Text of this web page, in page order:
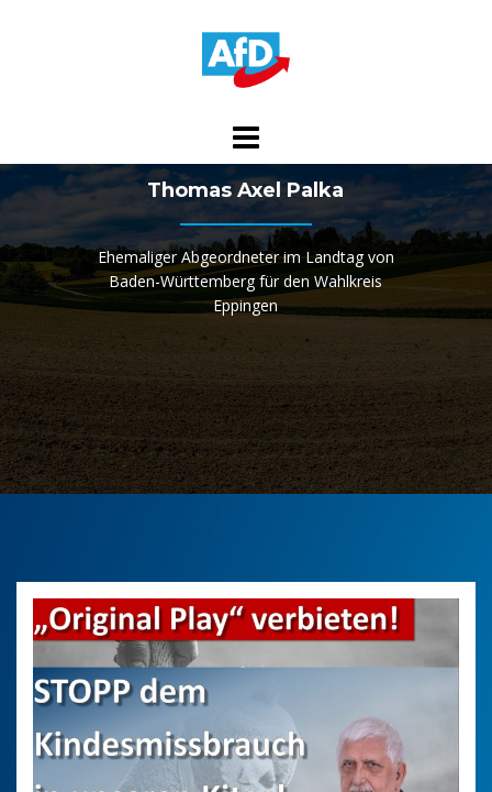
Thomas Axel Palka
Ehemaliger Abgeordneter im Landtag von
Baden-Württemberg für den Wahlkreis
Eppingen